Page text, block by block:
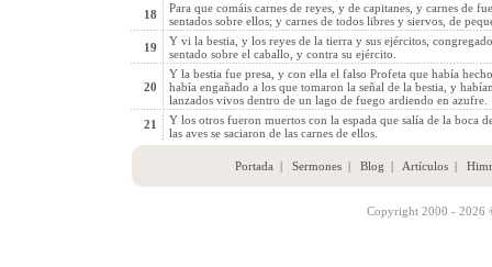
18
Para que comáis carnes de reyes, y de capitanes, y carnes de
sentados sobre ellos; y carnes de todos libres y siervos, de
19
Y vi la bestia, y los reyes de la tierra y sus ejércitos,
sentado sobre el caballo, y contra su ejército.
20
Y la bestia fue presa, y con ella el falso Profeta que había
había engañado a los que tomaron la señal de la bestia, y
lanzados vivos dentro de un lago de fuego ardiendo en azufre.
21
Y los otros fueron muertos con la espada que salía de la boca
las aves se saciaron de las carnes de ellos.
Portada | Sermones| Blog | Artículos|
Copyright 2000 - 2026